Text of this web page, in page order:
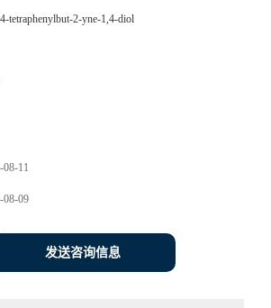
tetraphenylbut-2-yne-1,4-diol
08-11
08-09
发送咨询信息